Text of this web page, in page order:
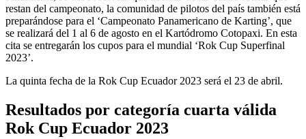
restan del campeonato, la comunidad de pilotos del país también está
preparándose para el ‘Campeonato Panamericano de Karting’, que
se realizará del 1 al 6 de agosto en el Kartódromo Cotopaxi. En esta
cita se entregarán los cupos para el mundial ‘Rok Cup Superfinal
2023’.
La quinta fecha de la Rok Cup Ecuador 2023 será el 23 de abril.
Resultados por categoría cuarta válida
Rok Cup Ecuador 2023